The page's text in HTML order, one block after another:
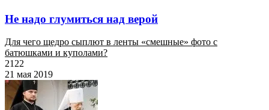
Не надо глумиться над верой
Для чего щедро сыплют в ленты «смешные» фото с
батюшками и куполами?
2122
21 мая 2019